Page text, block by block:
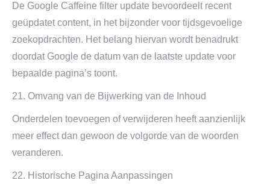
De Google Caffeine filter update bevoordeelt recent
geüpdatet content, in het bijzonder voor tijdsgevoelige
zoekopdrachten. Het belang hiervan wordt benadrukt
doordat Google de datum van de laatste update voor
bepaalde pagina’s toont.
21. Omvang van de Bijwerking van de Inhoud
Onderdelen toevoegen of verwijderen heeft aanzienlijk
meer effect dan gewoon de volgorde van de woorden
veranderen.
22. Historische Pagina Aanpassingen